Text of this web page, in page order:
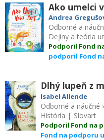
Ako umelci
Andrea
Odborné a
Dejiny a teória
Podporil Fond
podporil Fond
Dlhý lupeň z
Isabel Allende
Odborné a náučné
História | Slovart
Podporil Fond na
Fond na podporu